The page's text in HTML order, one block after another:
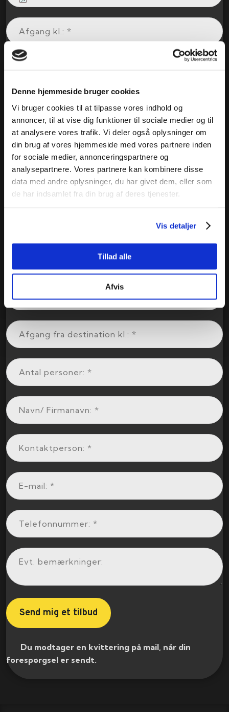
Denne hjemmeside bruger cookies
Vi bruger cookies til at tilpasse vores indhold og
annoncer, til at vise dig funktioner til sociale medier og til
at analysere vores trafik. Vi deler også oplysninger om
din brug af vores hjemmeside med vores partnere inden
for sociale medier, annonceringspartnere og
analysepartnere. Vores partnere kan kombinere disse
data med andre oplysninger, du har givet dem, eller som
de har indsamlet fra din brug af deres tjenester.
Vis detaljer
Tillad alle
Afvis
​ Du modtager en kvittering på mail, når din
forespørgsel er sendt.​